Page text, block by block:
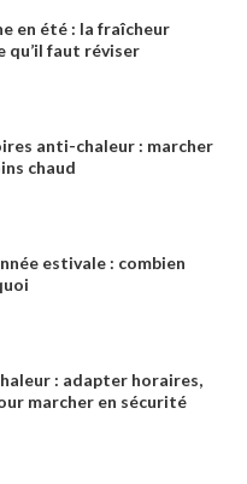
en été : la fraîcheur
qu’il faut réviser
anti-chaleur : marcher
chaud
estivale : combien
: adapter horaires,
marcher en sécurité